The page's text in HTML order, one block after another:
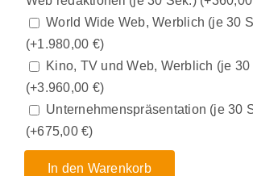
World Wide Web, Werblich (je 30
(+1.980,00 €)
Kino, TV und Web, Werblich (je 30
(+3.960,00 €)
Unternehmenspräsentation (je 30
(+675,00€)
In den Warenkorb